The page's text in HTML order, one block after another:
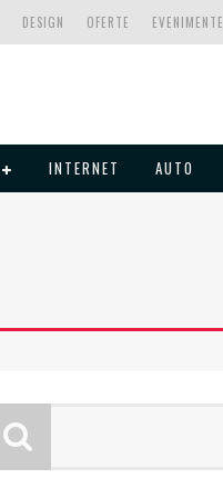
EVENIMENTE
OFERTE
DESIGN
INTERNET AUTO